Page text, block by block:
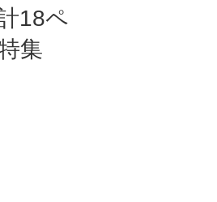
18ペ
集